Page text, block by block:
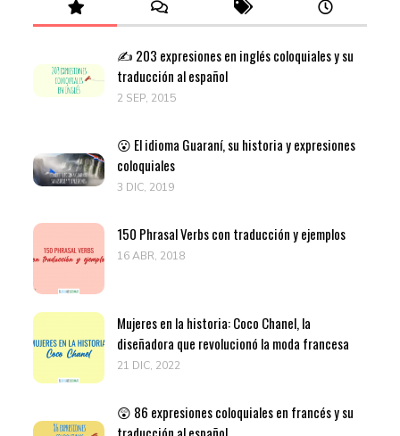
✍️ 203 expresiones en inglés coloquiales y su
traducción al español
2 SEP, 2015
😮 El idioma Guaraní, su historia y expresiones
coloquiales
3 DIC, 2019
150 Phrasal Verbs con traducción y ejemplos
16 ABR, 2018
Mujeres en la historia: Coco Chanel, la
diseñadora que revolucionó la moda francesa
21 DIC, 2022
😲 86 expresiones coloquiales en francés y su